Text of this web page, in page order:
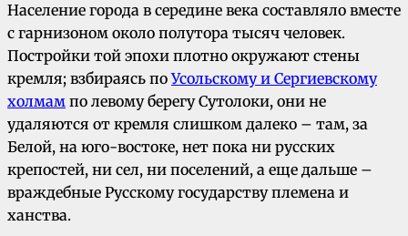
Население города в середине века составляло вместе
с гарнизоном около полутора тысяч человек.
Постройки той эпохи плотно окружают стены
кремля; взбираясь поУсольскому и Сергиевскому
холмам по левому берегу Сутолоки, они не
удаляются от кремля слишком далеко – там, за
Белой, на юго-востоке, нет пока ни русских
крепостей, ни сел, ни поселений, а еще дальше –
враждебные Русскому государству племена и
ханства.